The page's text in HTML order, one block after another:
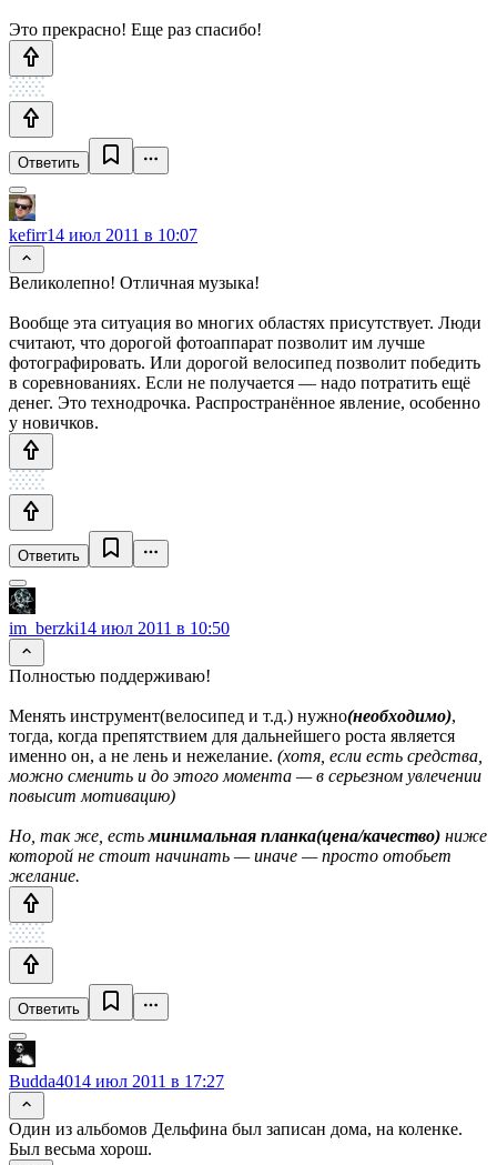
Это прекрасно! Еще раз спасибо!
Ответить
kefirr14 июл 2011 в 10:07
Великолепно! Отличная музыка!
Вообще эта ситуация во многих областях присутствует. Люди
считают, что дорогой фотоаппарат позволит им лучше
фотографировать. Или дорогой велосипед позволит победить
в соревнованиях. Если не получается — надо потратить ещё
денег. Это технодрочка. Распространённое явление, особенно
у новичков.
Ответить
im_berzki14 июл 2011 в 10:50
Полностью поддерживаю!
Менять инструмент(велосипед и т.д.) нужно(необходимо),
тогда, когда препятствием для дальнейшего роста является
именно он, а не лень и нежелание. (хотя, если есть средства,
можно сменить и до этого момента — в серьезном увлечении
повысит мотивацию)
Но, так же, естьминимальная планка(цена/качество) ниже
которой не стоит начинать — иначе — просто отобьет
желание.
Ответить
Budda4014 июл 2011 в 17:27
Один из альбомов Дельфина был записан дома, на коленке.
Был весьма хорош.